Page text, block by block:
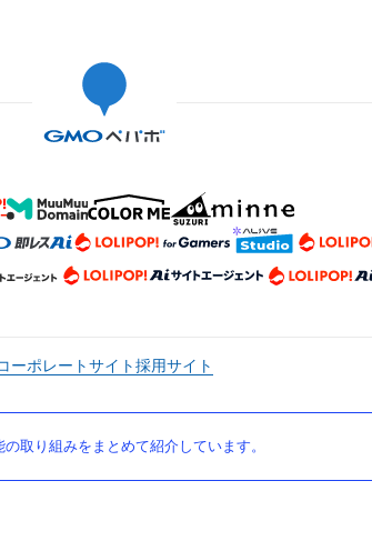
ーポレートサイト採用サイト
取り組みをまとめて紹介しています。